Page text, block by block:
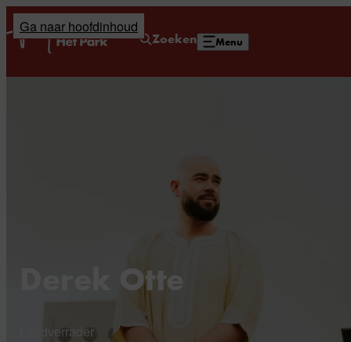
Ga naar hoofdinhoud
Zoeken Menu
Home
Derek Otte
Landverrader